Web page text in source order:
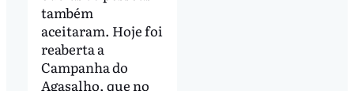
também
aceitaram. Hoje foi
reaberta a
Campanha do
Agasalho, que no